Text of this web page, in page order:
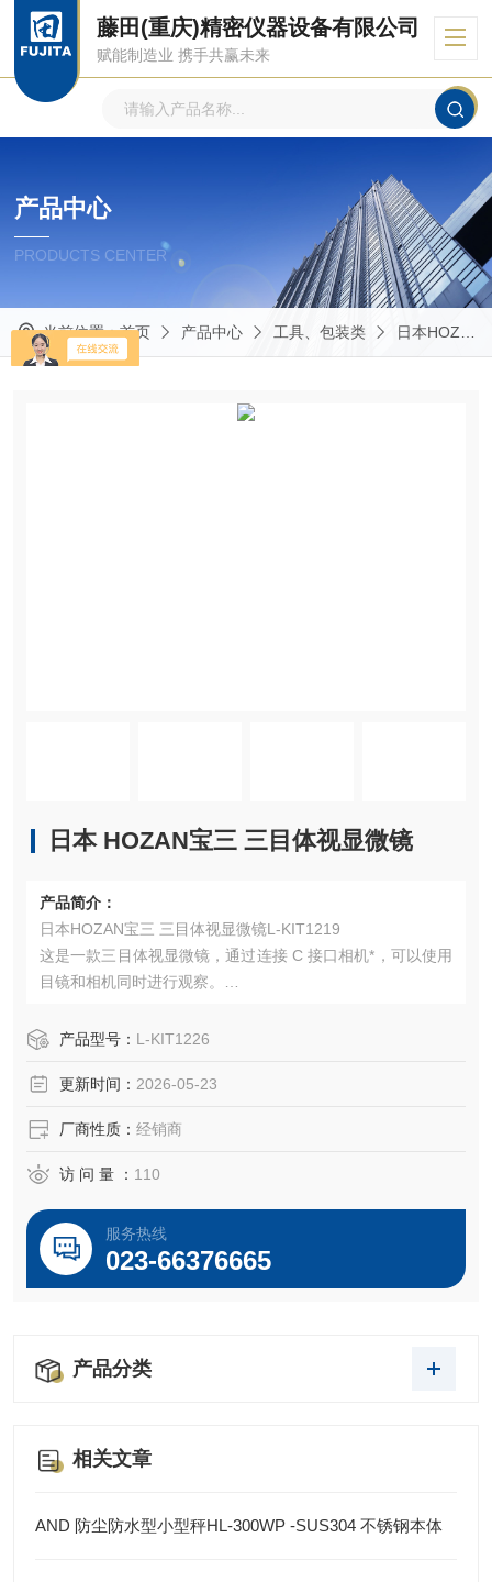
藤田(重庆)精密仪器设备有限公司
赋能制造业 携手共赢未来
产品中心
PRODUCTS CENTER
当前位置：首页 产品中心 工具、包装类 日本HOZAN宝山
日本 HOZAN宝三 三目体视显微镜
产品简介：
日本HOZAN宝三 三目体视显微镜L-KIT1219
这是一款三目体视显微镜，通过连接 C 接口相机*，可以使用
目镜和相机同时进行观察。
产品型号： L-KIT1226
更新时间： 2026-05-23
厂商性质： 经销商
访 问 量 ： 110
服务热线
023-66376665
产品分类
相关文章
AND 防尘防水型小型秤HL-300WP -SUS304 不锈钢本体